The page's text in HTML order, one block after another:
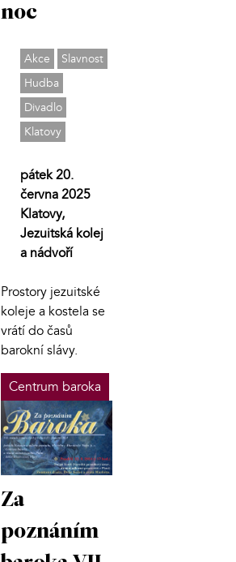
noc
Akce
Slavnost
Hudba
Divadlo
Klatovy
pátek 20.
června 2025
Klatovy,
Jezuitská kolej
a nádvoří
Prostory jezuitské
koleje a kostela se
vrátí do časů
barokní slávy.
Centrum baroka
Za
poznáním